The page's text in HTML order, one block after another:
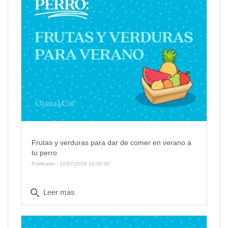
Frutas y verduras para dar de comer en verano a
tu perro
Publicado : 31/07/2024 10:00:00
search Leer mas